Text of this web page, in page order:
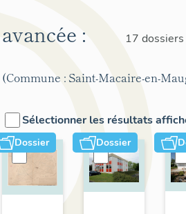
avancée :
17 dossiers
(Commune : Saint-Macaire-en-
Sélectionner les résultats
Dossier Dossier